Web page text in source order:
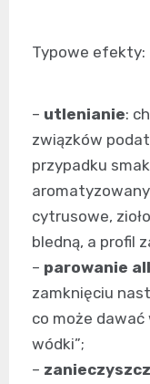
Typowe efekty:
– utlenianie:
związków
przypadku
cytrusowe,
bledną, a profil
– parowanie
zamknięciu
co może dawać
wódki”;
–